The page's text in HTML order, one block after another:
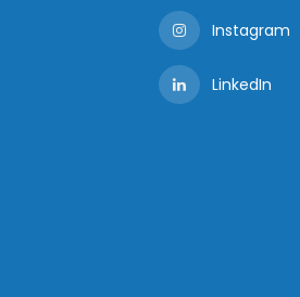
Instagram
LinkedIn